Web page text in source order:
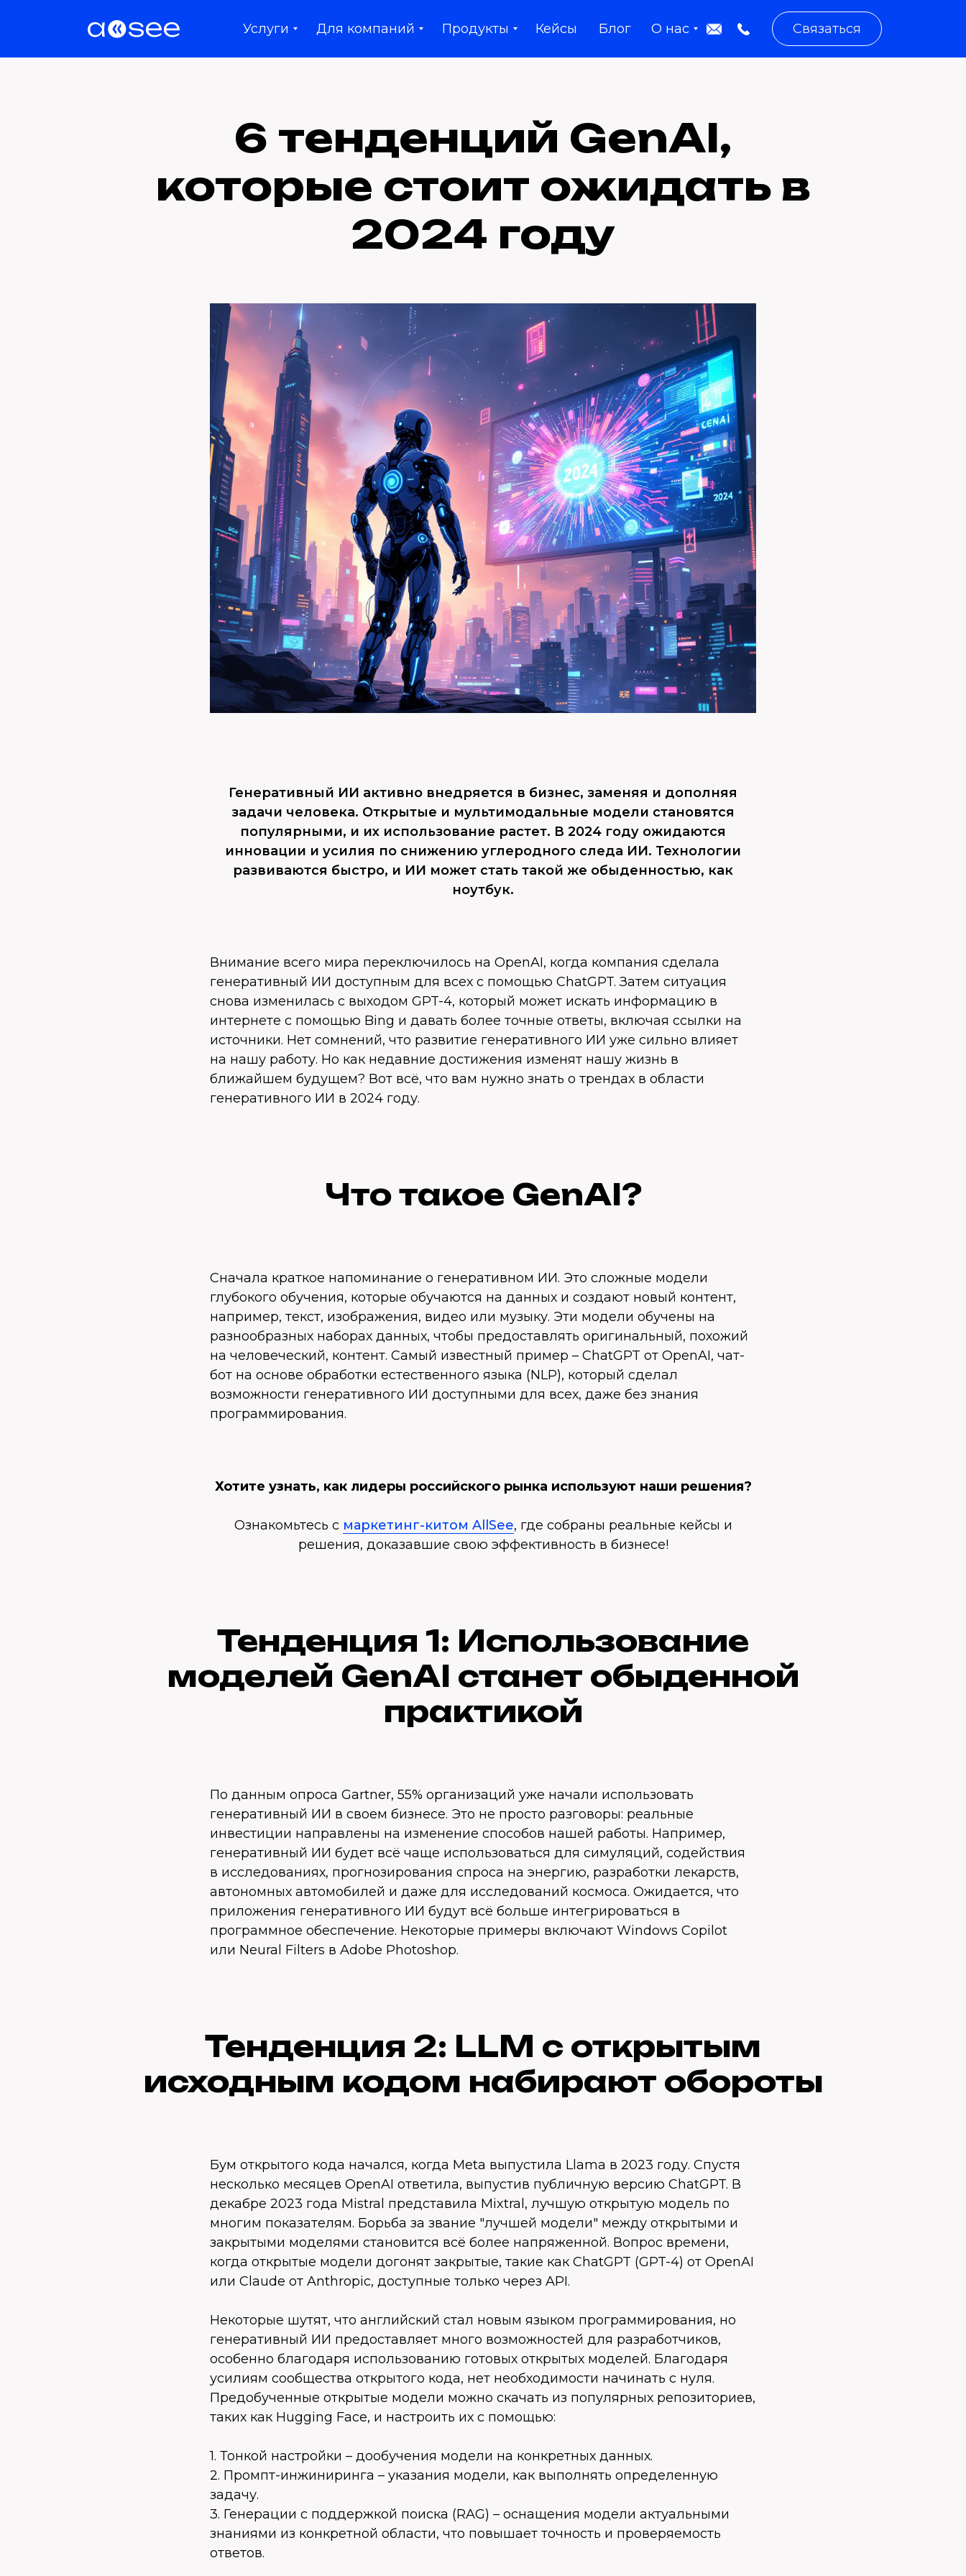
Для компаний
Услуги Продукты О нас
Кейсы Блог Связаться
6 тенденций GenAI,
которые стоит ожидать в
2024 году
Генеративный ИИ активно внедряется в бизнес, заменяя и дополняя
задачи человека. Открытые и мультимодальные модели становятся
популярными, и их использование растет. В 2024 году ожидаются
инновации и усилия по снижению углеродного следа ИИ. Технологии
развиваются быстро, и ИИ может стать такой же обыденностью, как
ноутбук.
Внимание всего мира переключилось на OpenAI, когда компания сделала
генеративный ИИ доступным для всех с помощью ChatGPT. Затем ситуация
снова изменилась с выходом GPT-4, который может искать информацию в
интернете с помощью Bing и давать более точные ответы, включая ссылки на
источники. Нет сомнений, что развитие генеративного ИИ уже сильно влияет
на нашу работу. Но как недавние достижения изменят нашу жизнь в
ближайшем будущем? Вот всё, что вам нужно знать о трендах в области
генеративного ИИ в 2024 году.
Что такое GenAI?
Сначала краткое напоминание о генеративном ИИ. Это сложные модели
глубокого обучения, которые обучаются на данных и создают новый контент,
например, текст, изображения, видео или музыку. Эти модели обучены на
разнообразных наборах данных, чтобы предоставлять оригинальный, похожий
на человеческий, контент. Самый известный пример – ChatGPT от OpenAI, чат-
бот на основе обработки естественного языка (NLP), который сделал
возможности генеративного ИИ доступными для всех, даже без знания
программирования.
Хотите узнать, как лидеры российского рынка используют наши решения?
Ознакомьтесь с маркетинг-китом AllSee, где собраны реальные кейсы и
решения, доказавшие свою эффективность в бизнесе!
Тенденция 1: Использование
моделей GenAI станет обыденной
практикой
По данным опроса Gartner, 55% организаций уже начали использовать
генеративный ИИ в своем бизнесе. Это не просто разговоры: реальные
инвестиции направлены на изменение способов нашей работы. Например,
генеративный ИИ будет всё чаще использоваться для симуляций, содействия
в исследованиях, прогнозирования спроса на энергию, разработки лекарств,
автономных автомобилей и даже для исследований космоса. Ожидается, что
приложения генеративного ИИ будут всё больше интегрироваться в
программное обеспечение. Некоторые примеры включают Windows Copilot
или Neural Filters в Adobe Photoshop.
Тенденция 2: LLM с открытым
исходным кодом набирают обороты
Бум открытого кода начался, когда Meta выпустила Llama в 2023 году. Спустя
несколько месяцев OpenAI ответила, выпустив публичную версию ChatGPT. В
декабре 2023 года Mistral представила Mixtral, лучшую открытую модель по
многим показателям. Борьба за звание "лучшей модели" между открытыми и
закрытыми моделями становится всё более напряженной. Вопрос времени,
когда открытые модели догонят закрытые, такие как ChatGPT (GPT-4) от OpenAI
или Claude от Anthropic, доступные только через API.
Некоторые шутят, что английский стал новым языком программирования, но
генеративный ИИ предоставляет много возможностей для разработчиков,
особенно благодаря использованию готовых открытых моделей. Благодаря
усилиям сообщества открытого кода, нет необходимости начинать с нуля.
Предобученные открытые модели можно скачать из популярных репозиториев,
таких как Hugging Face, и настроить их с помощью:
1. Тонкой настройки – дообучения модели на конкретных данных.
2. Промпт-инжиниринга – указания модели, как выполнять определенную
задачу.
3. Генерации с поддержкой поиска (RAG) – оснащения модели актуальными
знаниями из конкретной области, что повышает точность и проверяемость
ответов.